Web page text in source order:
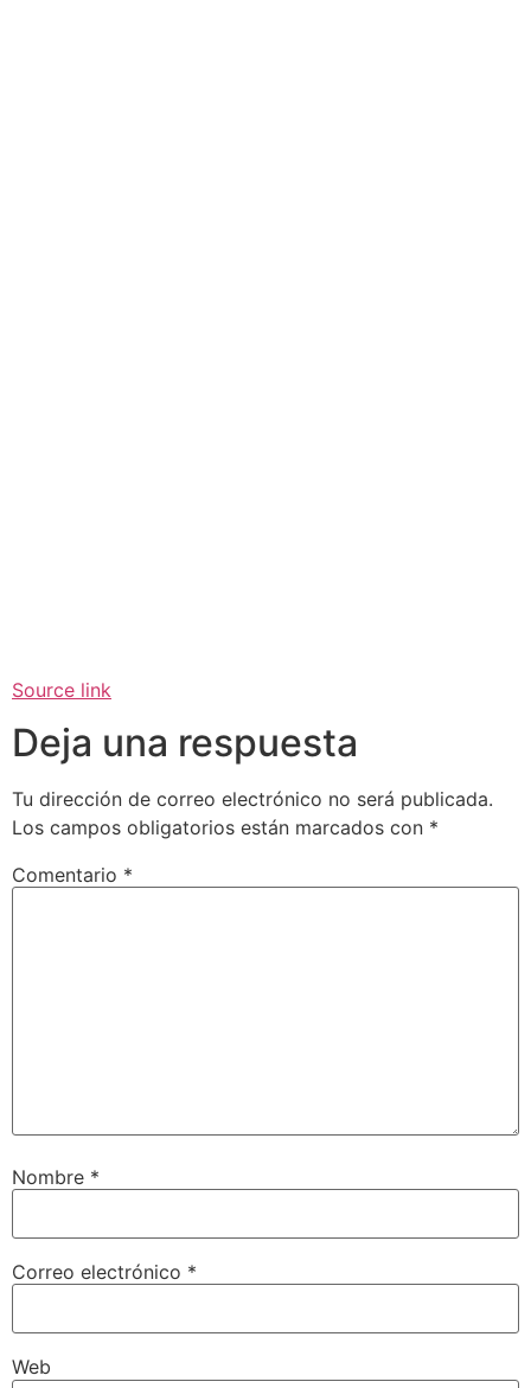
Source link
Deja una respuesta
Tu dirección de correo electrónico no será publicada.
Los campos obligatorios están marcados con *
Comentario *
Nombre *
Correo electrónico *
Web